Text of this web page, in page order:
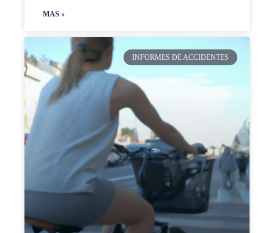
MAS »
INFORMES DE ACCIDENTES